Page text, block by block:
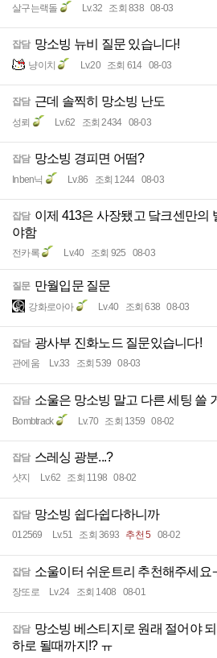
살구는랙돌 Lv.32 조회 838 08-03
잡담 망소빙 뉴비 질문 있습니다!
냥이치 Lv.20 조회 614 08-03
잡담 근데 솔찍히 망소빙 난도
성뢰 Lv.62 조회 2434 08-03
잡담 망소빙 경피면 어떰?
Inben닉 Lv.86 조회 1244 08-03
잡담 이제 413은 사장됐고 닼크센만의
야함
전카록 Lv.40 조회 925 08-03
질문 만월입문 질문
강화로아아 Lv.40 조회 638 08-03
잡담 광사부 진화노드 질문있습니다!
관에움 Lv.33 조회 539 08-03
잡담 소울은 망소빙 말고 다른 세팅 쓸
Bombtrack Lv.70 조회 1359 08-02
잡담 스레싱 광분...?
샷지 Lv.62 조회 1198 08-02
잡담 망소빙 쉽다쉽다하니까
012569 Lv.51 조회 3693 추천 5 08-02
잡담 소울이터 쉬운트리 추천해주세요
장또로 Lv.24 조회 1408 08-01
잡담 망소빙 베스티지로 원래 절어야
하로 될때까지!? ㅠ